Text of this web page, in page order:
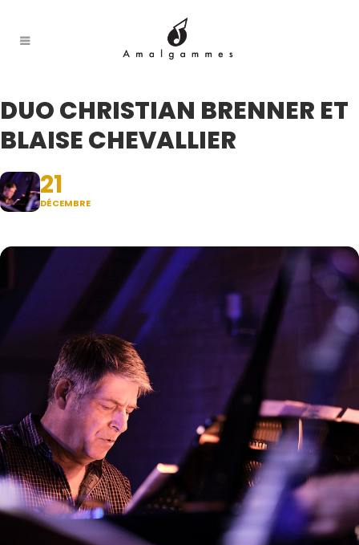
DUO CHRISTIAN BRENNER ET
BLAISE CHEVALLIER
21
DÉCEMBRE